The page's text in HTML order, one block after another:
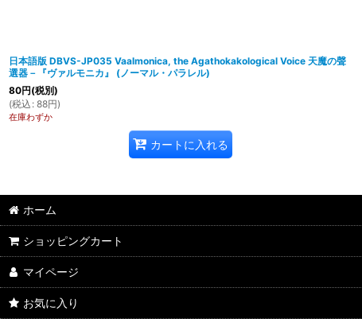
日本語版 DBVS-JP035 Vaalmonica, the Agathokakological Voice 天魔の聲
選器－『ヴァルモニカ』 (ノーマル・パラレル)
80円(税別)
(税込 : 88円)
在庫わずか
カートに入れる
ホーム
ショッピングカート
マイページ
お気に入り